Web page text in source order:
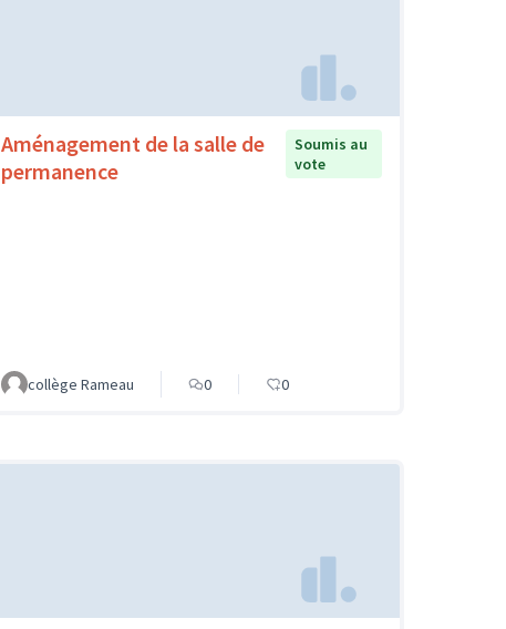
Aménagement de la salle de
permanence
Soumis au
vote
collège Rameau 0 0